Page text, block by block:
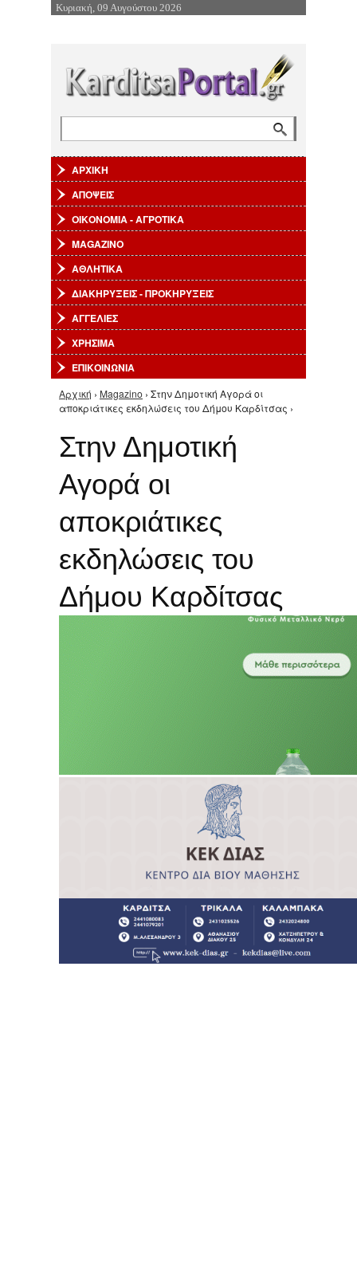
Επιστροφή στην Πλοήγηση
Κυριακή, 09 Αυγούστου 2026
ΑΡΧΙΚΗ
ΑΠΟΨΕΙΣ
ΟΙΚΟΝΟΜΙΑ - ΑΓΡΟΤΙΚΑ
MAGAZINO
ΑΘΛΗΤΙΚΑ
ΔΙΑΚΗΡΥΞΕΙΣ - ΠΡΟΚΗΡΥΞΕΙΣ
ΑΓΓΕΛΙΕΣ
ΧΡΗΣΙΜΑ
ΕΠΙΚΟΙΝΩΝΙΑ
Είστε εδώ
Αρχική › Magazino › Στην Δημοτική Αγορά οι
αποκριάτικες εκδηλώσεις του Δήμου Καρδίτσας ›
Στην Δημοτική
Αγορά οι
αποκριάτικες
εκδηλώσεις του
Δήμου Καρδίτσας